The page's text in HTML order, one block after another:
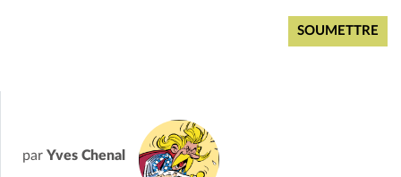
par Yves Chenal